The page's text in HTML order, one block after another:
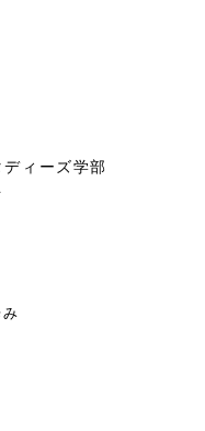
ィーズ学部